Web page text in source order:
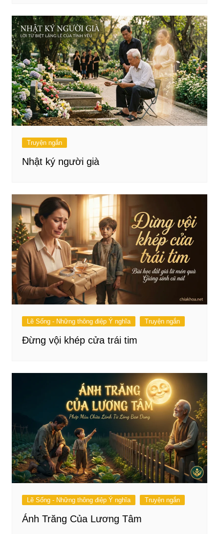
Truyện ngắn
Nhật ký người già
Lẽ Sống - Những thông điệp Ý nghĩa Truyện ngắn
Đừng vội khép cửa trái tim
Lẽ Sống - Những thông điệp Ý nghĩa Truyện ngắn
Ánh Trăng Của Lương Tâm